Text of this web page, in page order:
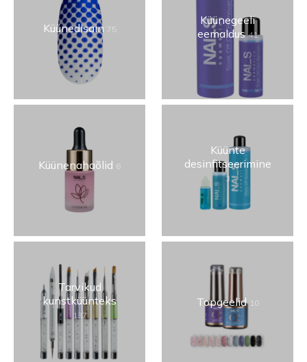
Küünedisain 75
Küünegeeli
eemaldus41
Küünenahaõlid 6
Küünte
desinfitseerimine
3
Tarvikud
kunstküünteks
137
Topgeelid 10